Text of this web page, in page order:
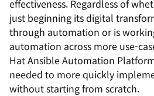
effectiveness. Regardless of
just beginning its digital
through automation or is
automation across more use-
Hat Ansible Automation
needed to more quickly
without starting from scratch.